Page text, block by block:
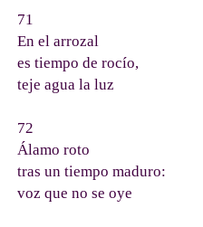
71
En el arrozal
es tiempo de rocío,
teje agua la luz
72
Álamo roto
tras un tiempo maduro:
voz que no se oye